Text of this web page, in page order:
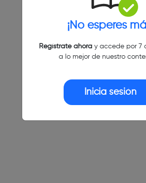
¡No esperes
Regístrate ahoray accede por 7
a lo mejor de nuestro
Inicia sesión